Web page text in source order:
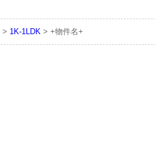
> 1K-1LDK > +物件名+